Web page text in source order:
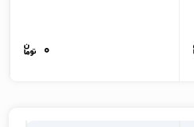
0